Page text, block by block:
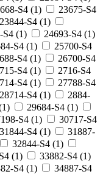
S4 (1)
23675-S4
23844-S4 (1)
S4 (1) 24693-S4 (1)
S4 (1)
25700-S4
S4 (1)
26700-S4
S4 (1)
2716-S4
S4 (1)
27788-S4
28714-S4 (1)
2884-
1) 29684-S4 (1)
S4 (1)
30717-S4
31844-S4 (1)
31887-
32844-S4 (1)
(1) 33882-S4 (1)
S4 (1)
34887-S4